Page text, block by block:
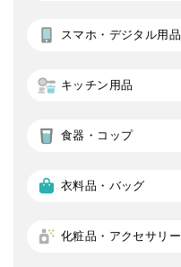
スマホ・デジタル用品
キッチン用品
食器・コップ
衣料品・バッグ
化粧品・アクセサリー